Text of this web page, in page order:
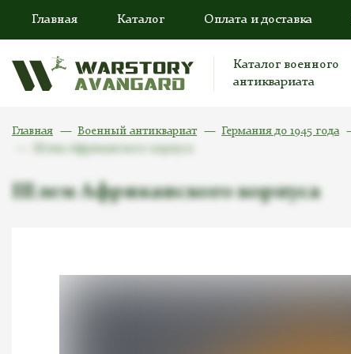
Главная Каталог Оплата и доставка
Каталог военного
антиквариата
Главная Военный антиквариат Германия до 1945 года
Шлем Африканского корпуса